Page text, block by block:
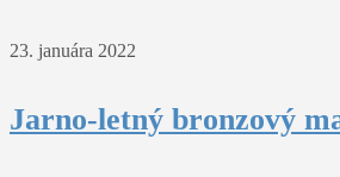
23. januára 2022
Jarno-letný bronzový